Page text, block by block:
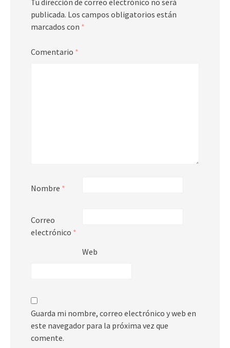
publicada. Los campos obligatorios están
marcados con *
Comentario *
Nombre *
Correo
electrónico *
Web
Guarda mi nombre, correo electrónico y web en
este navegador para la próxima vez que
comente.